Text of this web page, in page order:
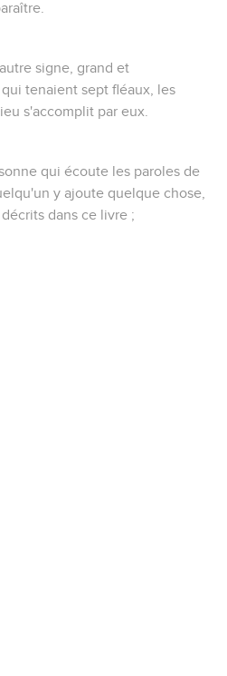
signe, grand et
tenaient sept fléaux, les
s'accomplit par eux.
qui écoute les paroles de
y ajoute quelque chose,
dans ce livre ;